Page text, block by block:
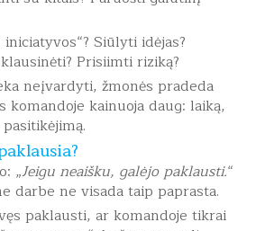
Siūlyti idėjas?
Prisiimti riziką?
neįvardyti, žmonės pradeda
komandoje kainuoja daug: laiką,
„Jeigu neaišku, galėjo paklausti.“
darbe ne visada taip paprasta.
paklausti, ar komandoje tikrai